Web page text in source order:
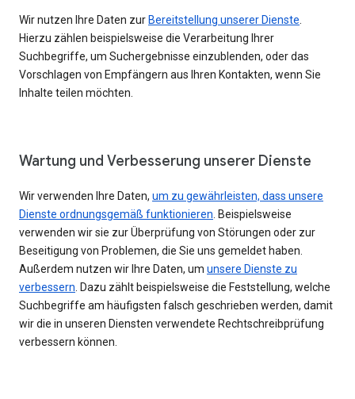
Wir nutzen Ihre Daten zur Bereitstellung unserer Dienste
Hierzu zählen beispielsweise die Verarbeitung Ihrer
Suchbegriffe, um Suchergebnisse einzublenden, oder das
Vorschlagen von Empfängern aus Ihren Kontakten, wenn Sie
Inhalte teilen möchten.
Wartung und Verbesserung unserer Dienste
Wir verwenden Ihre Daten, um zu gewährleisten, dass unsere
Dienste ordnungsgemäß funktionieren . Beispielsweise
verwenden wir sie zur Überprüfung von Störungen oder zur
Beseitigung von Problemen, die Sie uns gemeldet haben.
Außerdem nutzen wir Ihre Daten, um unsere Dienste zu
verbessern . Dazu zählt beispielsweise die Feststellung, welche
Suchbegriffe am häufigsten falsch geschrieben werden, damit
wir die in unseren Diensten verwendete Rechtschreibprüfung
verbessern können.